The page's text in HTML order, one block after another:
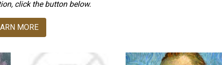
click the button below.
MORE